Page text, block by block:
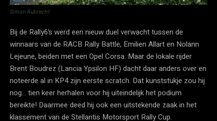
Simon Rubrecht
Bij de Rally6’s werd een nieuw duel verwacht tussen de
winnaars van de RACB Rally Battle, Emilien Allart en Nolann
Lejeune, beiden met een Opel Corsa. Maar de lokale rijder
Brent Boudrez (Lancia Ypsilon HF) dacht daar anders over en
noteerde al in KP4 zijn eerste scratch. Dat kunststukje zou hij
nog… tien keer herhalen voor hij uiteindelijk het podium
bereikte! Daarmee deed hij ook een uitstekende zaak in het
klassement van de Stellantis Motorsport Rally Cup.